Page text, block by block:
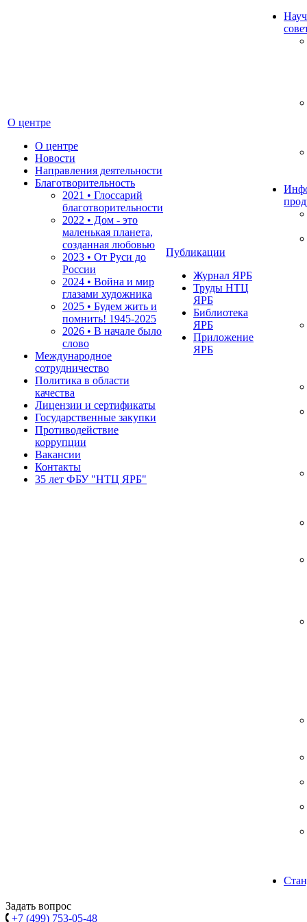
О центре
О центре
Новости
Направления деятельности
Благотворительность
2021 • Глоссарий
благотворительности
2022 • Дом - это
маленькая планета,
созданная любовью
2023 • От Руси до
России
2024 • Война и мир
глазами художника
2025 • Будем жить и
помнить! 1945-2025
2026 • В начале было
слово
Международное
сотрудничество
Политика в области
качества
Лицензии и сертификаты
Государственные закупки
Противодействие
коррупции
Вакансии
Контакты
35 лет ФБУ "НТЦ ЯРБ"
Публикации
Журнал ЯРБ
Труды НТЦ
ЯРБ
Библиотека
ЯРБ
Приложение
ЯРБ
Задать вопрос
+7 (499) 753-05-48